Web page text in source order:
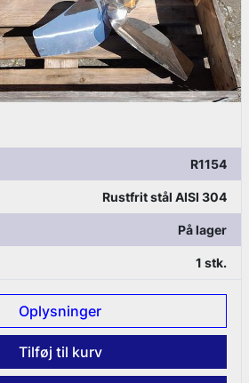
R1063
Rustfrit stål AISI 304
På lager
1 stk.
Oplysninger
Tilføj til kurv